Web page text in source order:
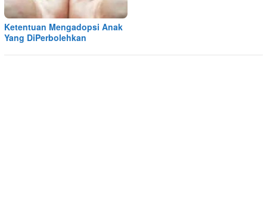
Ketentuan Mengadopsi Anak
Yang DiPerbolehkan